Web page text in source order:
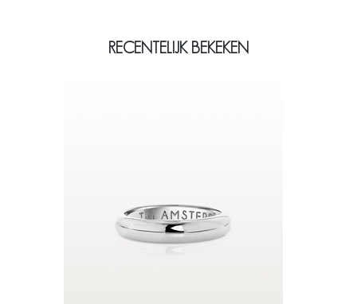
RECENTELIJK BEKEKEN